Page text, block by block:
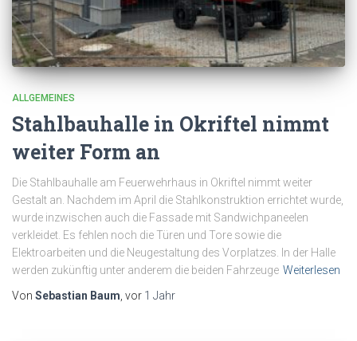
ALLGEMEINES
Stahlbauhalle in Okriftel nimmt
weiter Form an
Die Stahlbauhalle am Feuerwehrhaus in Okriftel nimmt weiter
Gestalt an. Nachdem im April die Stahlkonstruktion errichtet wurde,
wurde inzwischen auch die Fassade mit Sandwichpaneelen
verkleidet. Es fehlen noch die Türen und Tore sowie die
Elektroarbeiten und die Neugestaltung des Vorplatzes. In der Halle
werden zukünftig unter anderem die beiden Fahrzeuge Weiterlesen
Von Sebastian Baum , vor 1 Jahr